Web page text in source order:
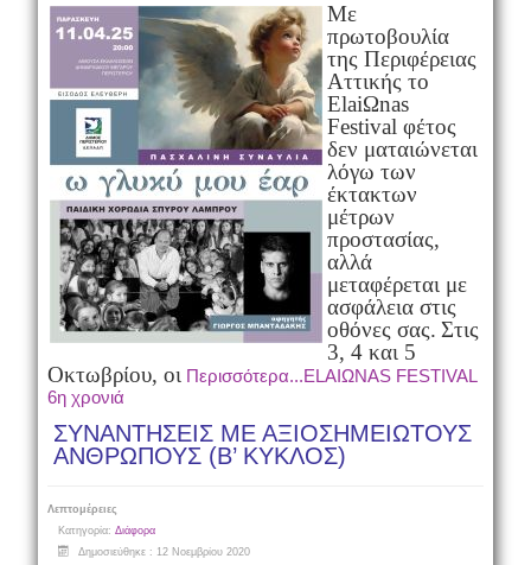
Με
πρωτοβουλία
της Περιφέρειας
Αττικής το
ElaiΩnas
Festival φέτος
δεν ματαιώνεται
λόγω των
έκτακτων
μέτρων
προστασίας,
αλλά
μεταφέρεται με
ασφάλεια στις
οθόνες σας. Στις
3, 4 και 5
Οκτωβρίου, οι Περισσότερα...ELAIΩNAS FESTIVAL
6η χρονιά
ΣΥΝΑΝΤΗΣΕΙΣ ΜΕ ΑΞΙΟΣΗΜΕΙΩΤΟΥΣ
ΑΝΘΡΩΠΟΥΣ (Β’ ΚΥΚΛΟΣ)
Λεπτομέρειες
Κατηγορία: Διάφορα
Δημοσιεύθηκε : 12 Νοεμβρίου 2020